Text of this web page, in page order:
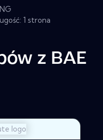
1 strona
z BAE